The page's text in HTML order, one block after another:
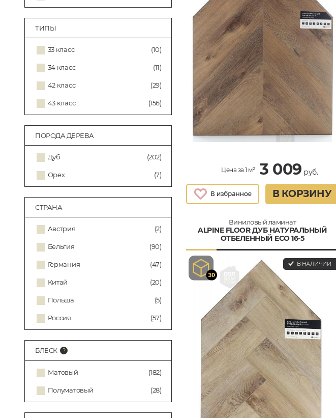
ТИПЫ
33 класс (10)
34 класс (11)
42 класс (29)
43 класс (156)
ПОРОДА ДЕРЕВА
Дуб (202)
Орех (7)
СТРАНА
Австрия (2)
Бельгия (90)
Германия (47)
Китай (20)
Польша (5)
Россия (57)
БЛЕСК
Матовый (182)
Полуматовый (28)
Цена за 1 м² 3 009 руб.
В КОРЗИНУ
Виниловый ламинат
ALPINE FLOOR ДУБ НАТУРАЛЬНЫЙ
ОТБЕЛЕННЫЙ ECO 16-5
В НАЛИЧИИ